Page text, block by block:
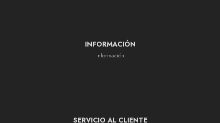
INFORMACIÓN
Información
SERVICIO AL CLIENTE